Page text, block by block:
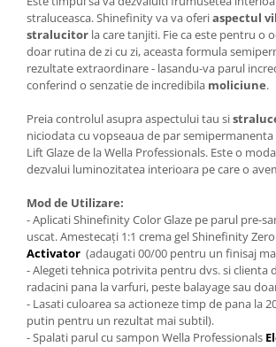
straluceasca. Shinefinity va va oferiaspectul
stralucitor la care tanjiti. Fie ca este pentru o
doar rutina de zi cu zi, aceasta formula
rezultate extraordinare - lasandu-va parul
conferind o senzatie de incredibila moliciune.
Preia controlul asupra aspectului tau si
niciodata cu vopseaua de par
Lift Glaze de la Wella Professionals. Este o
dezvalui luminozitatea interioara pe care o
Mod de Utilizare:
- Aplicati Shinefinity Color Glaze pe parul pre-
uscat. Amestecați 1:1 crema gel Shinefinity
Activator (adaugati 00/00 pentru un finisaj
- Alegeti tehnica potrivita pentru dvs. si clienta
radacini pana la varfuri, peste balayage sau
- Lasati culoarea sa actioneze timp de pana la
putin pentru un rezultat mai subtil).
- Spalati parul cu sampon Wella Professionals